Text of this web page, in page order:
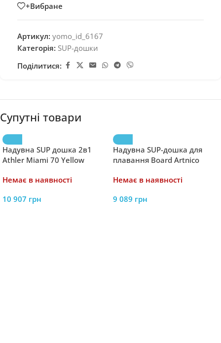
+Вибране
Артикул: yomo_id_6167
Категорія: SUP-дошки
Поділитися:
Супутні товари
Надувна SUP дошка 2в1
Athler Miami 70 Yellow
Немає в наявності
10 907 грн
Надувна SUP-дошка для
плавання Board Artnico
Немає в наявності
9 089 грн